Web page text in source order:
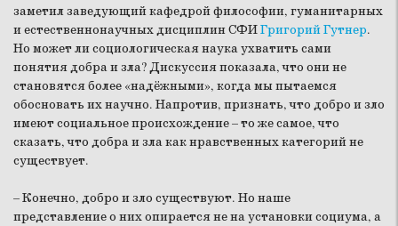
заметил заведующий кафедрой философии, гуманитарных
и естественнонаучных дисциплин СФИГригорий Гутнер.
Но может ли социологическая наука ухватить сами
понятия добра и зла? Дискуссия показала, что они не
становятся более «надёжными», когда мы пытаемся
обосновать их научно. Напротив, признать, что добро и зло
имеют социальное происхождение – то же самое, что
сказать, что добра и зла как нравственных категорий не
существует.
– Конечно, добро и зло существуют. Но наше
представление о них опирается не на установки социума, а